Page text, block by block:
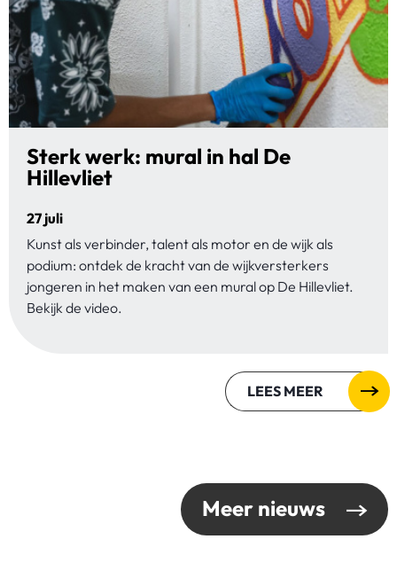
Sterk werk: mural in hal De
Hillevliet
27 juli
Kunst als verbinder, talent als motor en de wijk als
podium: ontdek de kracht van de wijkversterkers
jongeren in het maken van een mural op De Hillevliet.
Bekijk de video.
LEES MEER
Meer nieuws